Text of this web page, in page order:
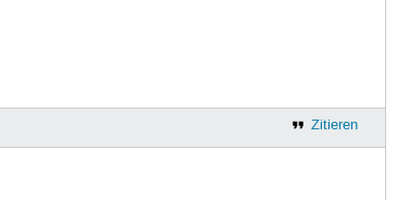
Zitieren